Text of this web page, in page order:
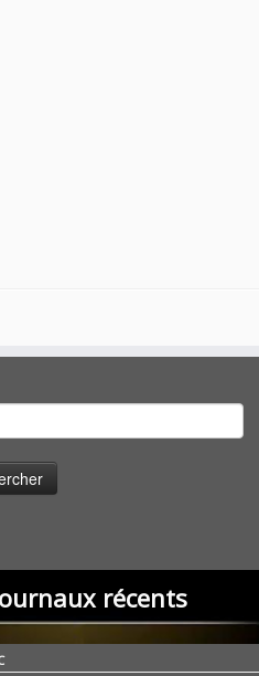
récents